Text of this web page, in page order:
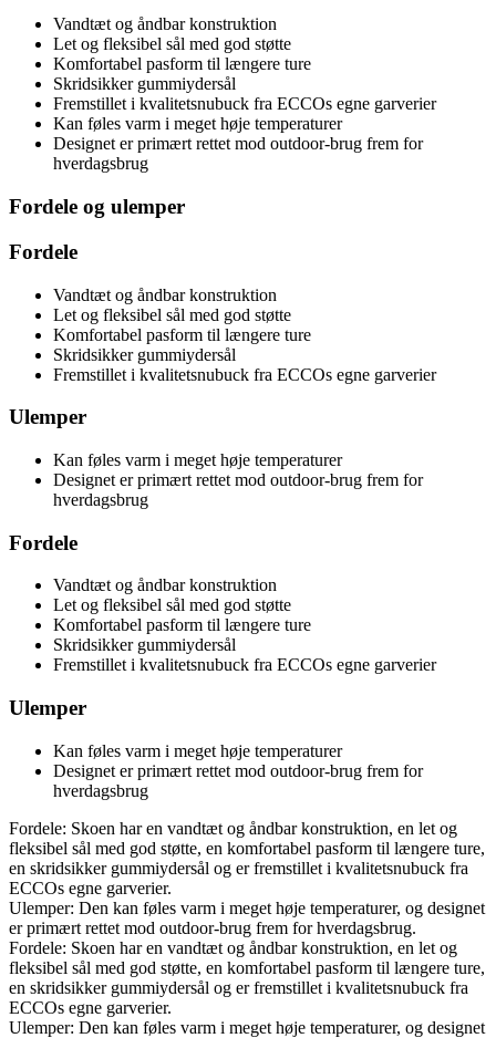
Vandtæt og åndbar konstruktion
Let og fleksibel sål med god støtte
Komfortabel pasform til længere ture
Skridsikker gummiydersål
Fremstillet i kvalitetsnubuck fra ECCOs egne garverier
Kan føles varm i meget høje temperaturer
Designet er primært rettet mod outdoor-brug frem for
hverdagsbrug
Fordele og ulemper
Fordele
Vandtæt og åndbar konstruktion
Let og fleksibel sål med god støtte
Komfortabel pasform til længere ture
Skridsikker gummiydersål
Fremstillet i kvalitetsnubuck fra ECCOs egne garverier
Ulemper
Kan føles varm i meget høje temperaturer
Designet er primært rettet mod outdoor-brug frem for
hverdagsbrug
Fordele
Vandtæt og åndbar konstruktion
Let og fleksibel sål med god støtte
Komfortabel pasform til længere ture
Skridsikker gummiydersål
Fremstillet i kvalitetsnubuck fra ECCOs egne garverier
Ulemper
Kan føles varm i meget høje temperaturer
Designet er primært rettet mod outdoor-brug frem for
hverdagsbrug
Fordele: Skoen har en vandtæt og åndbar konstruktion, en let og
fleksibel sål med god støtte, en komfortabel pasform til længere ture,
en skridsikker gummiydersål og er fremstillet i kvalitetsnubuck fra
ECCOs egne garverier.
Ulemper: Den kan føles varm i meget høje temperaturer, og designet
er primært rettet mod outdoor-brug frem for hverdagsbrug.
Fordele: Skoen har en vandtæt og åndbar konstruktion, en let og
fleksibel sål med god støtte, en komfortabel pasform til længere ture,
en skridsikker gummiydersål og er fremstillet i kvalitetsnubuck fra
ECCOs egne garverier.
Ulemper: Den kan føles varm i meget høje temperaturer, og designet